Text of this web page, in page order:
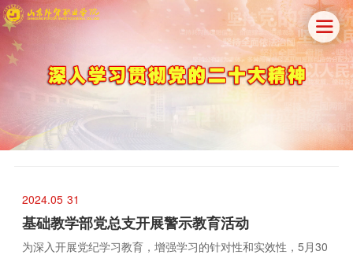

31
2024.05
基础教学部党总支开展警示教育活动
为深入开展党纪学习教育，增强学习的针对性和实效性，5月30